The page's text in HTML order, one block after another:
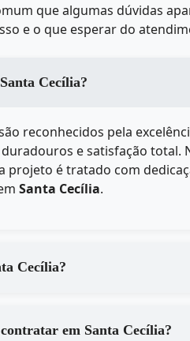
que algumas dúvidas
e o que esperar do
dos serviços de em Santa Cecília?
reconhecidos pela
e satisfação total.
projeto é tratado com
Santa Cecília.
de em Santa Cecília?
Quais são os principais benefícios de contratar em Santa Cecília?